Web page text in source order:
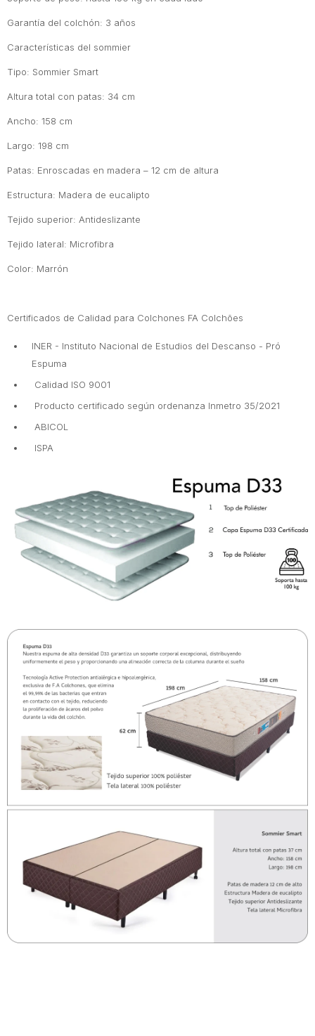
Garantía del colchón: 3 años
Características del sommier
Tipo: Sommier Smart
Altura total con patas: 34 cm
Ancho: 158 cm
Largo: 198 cm
Patas: Enroscadas en madera – 12 cm de altura
Estructura: Madera de eucalipto
Tejido superior: Antideslizante
Tejido lateral: Microfibra
Color: Marrón
Certificados de Calidad para Colchones FA Colchões
INER - Instituto Nacional de Estudios del Descanso - Pró
Espuma
Calidad ISO 9001
Producto certificado según ordenanza Inmetro 35/2021
ABICOL
ISPA